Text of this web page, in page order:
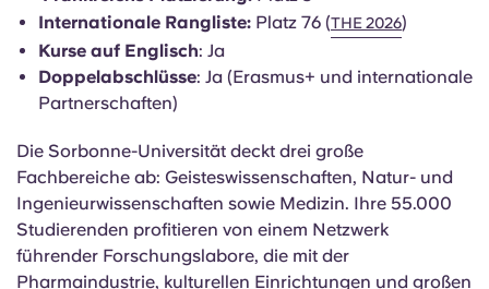
umfangreichsten Alumni-Netzwerke Frankreichs
Lage:
5. und 6. Arrondissement von Paris,
historischer Campus im Herzen des Quartier Latin
Frankreichs Platzierung:
Kurse auf Englisch: Ja
Doppelabschlüsse: Ja (Erasmus+ und internationale
Partnerschaften)
Die Sorbonne-Universität deckt drei große
Fachbereiche ab: Geisteswissenschaften, Natur- und